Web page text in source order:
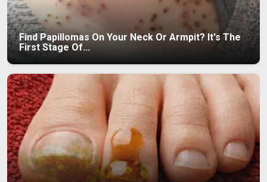
Find Papillomas On Your Neck Or Armpit? It's The
First Stage Of...